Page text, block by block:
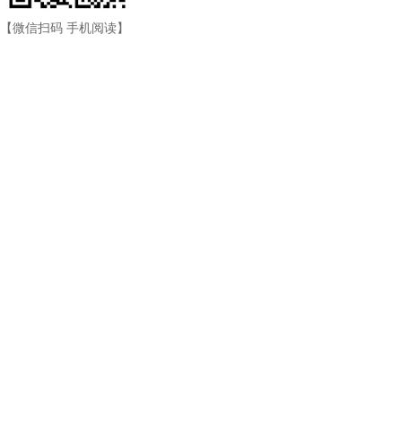
【微信扫码 手机阅读】